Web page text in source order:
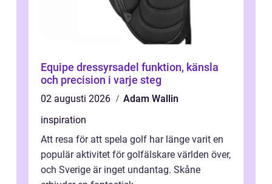
Equipe dressyrsadel funktion, känsla
och precision i varje steg
02 augusti 2026
Adam Wallin
inspiration
Att resa för att spela golf har länge varit en
populär aktivitet för golfälskare världen över,
och Sverige är inget undantag. Skåne